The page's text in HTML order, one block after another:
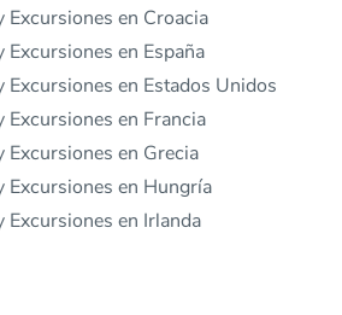
en Croacia
en España
en Estados Unidos
en Francia
en Grecia
Excursiones en Hungría
en Irlanda